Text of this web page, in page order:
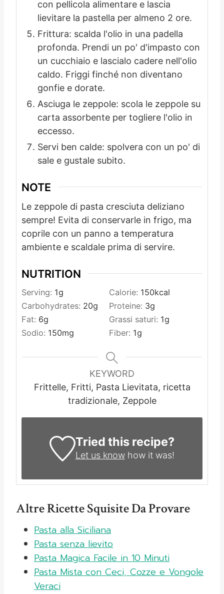
con pellicola alimentare e lascia
lievitare la pastella per almeno 2 ore.
Frittura: scalda l'olio in una padella
profonda. Prendi un po' d'impasto con
un cucchiaio e lascialo cadere nell'olio
caldo. Friggi finché non diventano
gonfie e dorate.
Asciuga le zeppole: scola le zeppole su
carta assorbente per togliere l'olio in
eccesso.
Servi ben calde: spolvera con un po' di
sale e gustale subito.
NOTE
Le zeppole di pasta cresciuta deliziano
sempre! Evita di conservarle in frigo, ma
coprile con un panno a temperatura
ambiente e scaldale prima di servire.
NUTRITION
Serving: 1g Calorie: 150kcal
Carbohydrates: 20g Proteine: 3g
Fat: 6g Grassi saturi: 1g
Sodio: 150mg Fiber: 1g
KEYWORD
Frittelle, Fritti, Pasta Lievitata, ricetta
tradizionale, Zeppole
Tried this recipe?
Let us knowhow it was!
Altre Ricette Squisite Da Provare
Pasta alla Siciliana
Pasta senza lievito
Pasta Magica Facile in 10 Minuti
Pasta Mista con Ceci, Cozze e Vongole
Veraci